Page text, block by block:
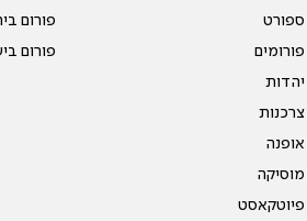
ספורט
פורומים
יהדות
צרכנות
אופנה
מוסיקה
פיוטקאסט
פורום
פורום